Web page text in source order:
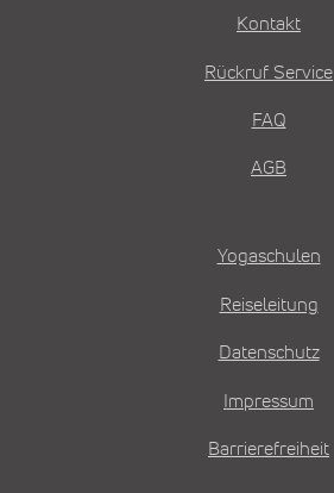
Kontakt
Rückruf Service
FAQ
AGB
Yogaschulen
Reiseleitung
Datenschutz
Impressum
Barrierefreiheit